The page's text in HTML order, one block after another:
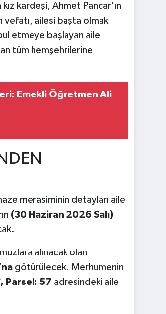
kardeşi, Ahmet Pancar'ın
vefatı, ailesi başta olmak
etmeye başlayan aile
tüm hemşehrilerine
Emekli Öğretmen Ali
merasiminin detayları aile
(30 Haziran 2026 Salı)
alınacak olan
götürülecek. Merhumenin
Parsel: 57 adresindeki aile